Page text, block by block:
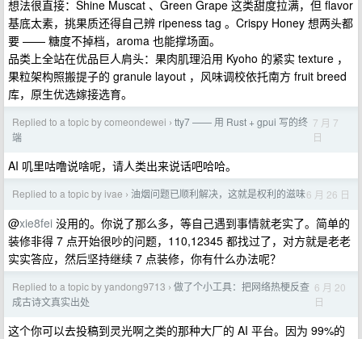
想法很直接：Shine Muscat 、Green Grape 这类甜度拉满，但 flavor
基底太素，挑果质还得自己辨 ripeness tag 。Crispy Honey 想两头都
要 —— 糖度不掉档，aroma 也能撑场面。
品类上全站在优品巨人肩头：果肉肌理沿用 Kyoho 的紧实 texture ，
果粒架构照搬提子的 granule layout ，风味调校依托南方 fruit breed
库，原生优选嫁接选育。
Replied to a topic by comeondewei › tty7 —— 用 Rust + gpui 写的终
端
7 月 7
日
AI 叽里咕噜说啥呢，请人类出来说话吧哈哈。
Replied to a topic by ivae › 油烟问题已顺利解决，这就是权利的滋味6 月 26 日
@xie8fei 没用的。你说了那么多，等自己遇到事情就老实了。简单的
装修非得 7 点开始很吵的问题，110,12345 都找过了，对方就是老老
实实答应，然后坚持继续 7 点装修，你有什么办法呢？
Replied to a topic by yandong9713 › 做了个小工具：把网络热梗反查
成古诗文真实出处
6 月 20
日
这个你可以去投稿到灵光啊之类的那种大厂的 AI 平台。因为 99%的